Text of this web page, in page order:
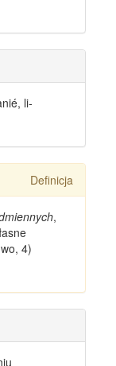
li­
Definicja
,
4)